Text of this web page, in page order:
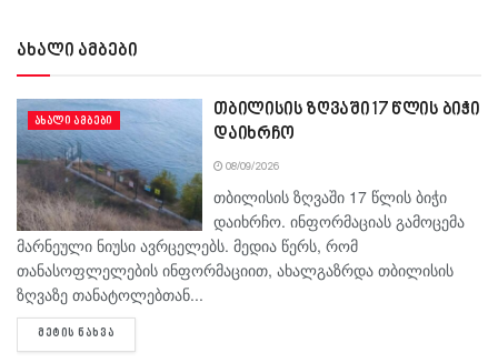
ახალი ამბები
ᲐᲮᲐᲚᲘ ᲐᲛᲑᲔᲑᲘ
თბილისის ზღვაში 17 წლის ბიჭი
დაიხრჩო
08/09/2026
თბილისის ზღვაში 17 წლის ბიჭი
დაიხრჩო. ინფორმაციას გამოცემა
მარნეული ნიუსი ავრცელებს. მედია წერს, რომ
თანასოფლელების ინფორმაციით, ახალგაზრდა თბილისის
ზღვაზე თანატოლებთან...
ᲛᲔᲢᲘᲡ ᲜᲐᲮᲕᲐ